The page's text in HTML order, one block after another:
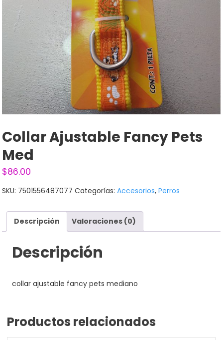
Collar Ajustable Fancy Pets
Med
$86.00
SKU: 7501556487077 Categorías:Accesorios,Perros
Descripción Valoraciones (0)
Descripción
collar ajustable fancy pets mediano
Productos relacionados